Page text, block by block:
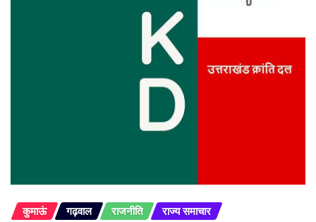
कुमाऊं गढ़वाल राजनीति राज्य समाचार